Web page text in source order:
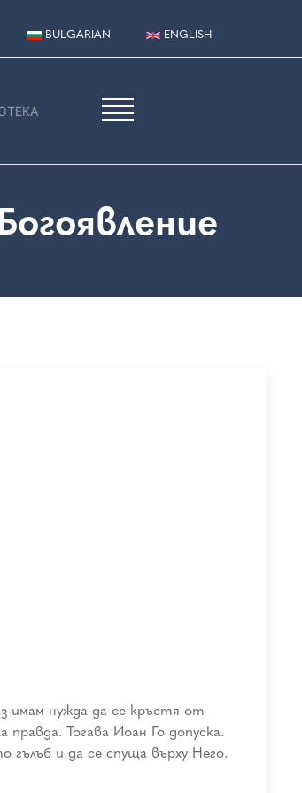
BULGARIAN ENGLISH
имам нужда да се кръстя от
Тогава Иоан Го допуска.
гълъб и да се спуща върху Него.